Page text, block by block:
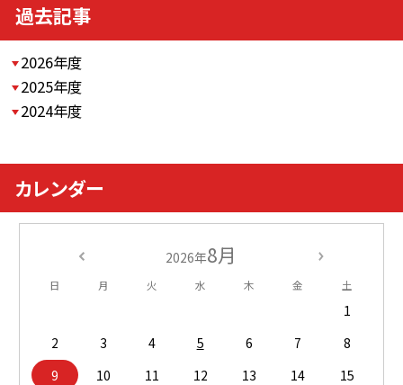
過去記事
2026年度
2025年度
2024年度
カレンダー
2026年8月
日 月 火 水 木 金 土
1
2
3 4 5 6 7
8
9
10 11 12 13 14
15